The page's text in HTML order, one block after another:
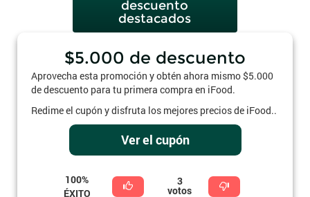
descuento
destacados
$5.000 de descuento
Aprovecha esta promoción y obtén ahora mismo $5.000
de descuento para tu primera compra en iFood.
Redime el cupón y disfruta los mejores precios de iFood..
Ver el cupón
100%
ÉXITO
3
votos